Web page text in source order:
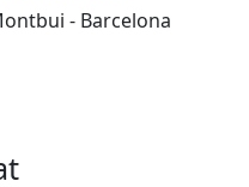
- Barcelona